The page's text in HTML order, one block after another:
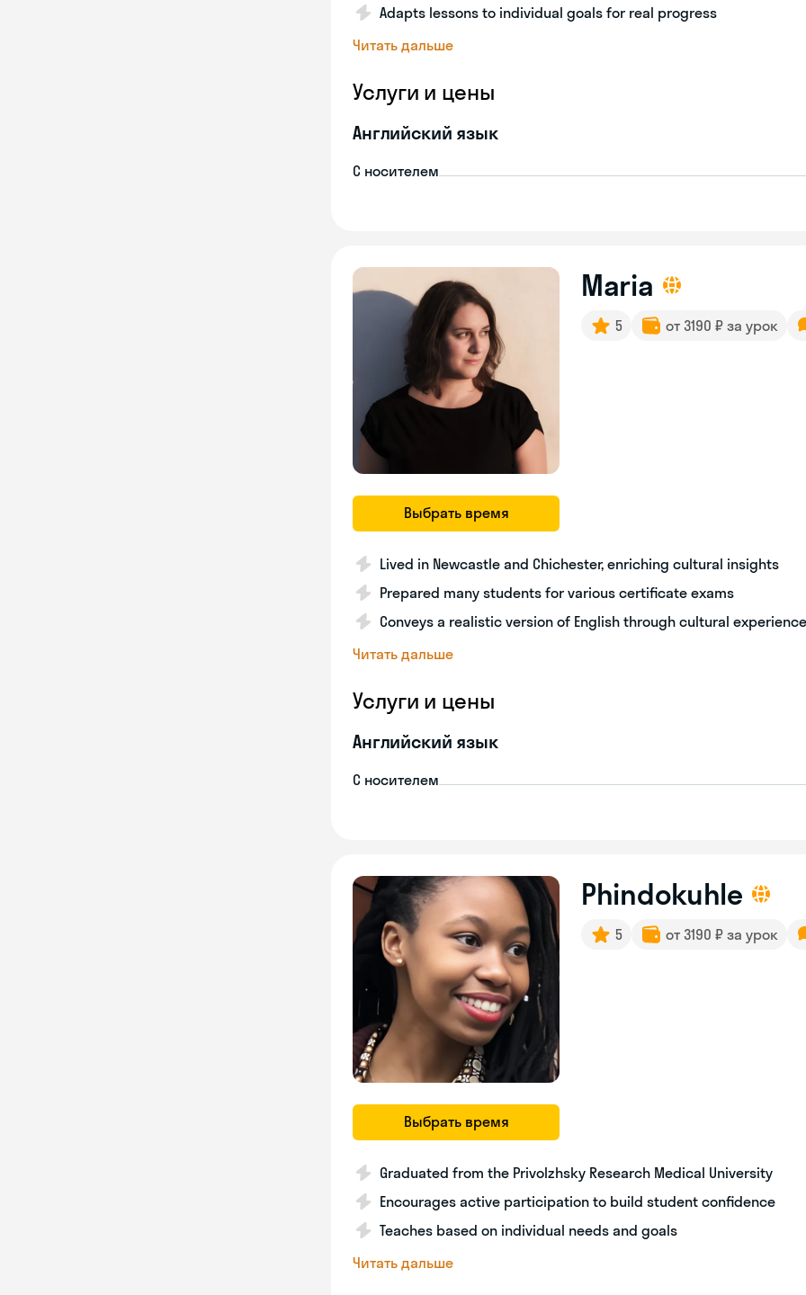
Adapts lessons to individual goals for real progress
Читать дальше
Услуги и цены
Английский язык
С носителем
Выбрать время
Maria
5 от 3190 ₽ за урок
Lived in Newcastle and Chichester, enriching cultural insights
Prepared many students for various certificate exams
Conveys a realistic version of English through cultural
Читать дальше
Услуги и цены
Английский язык
С носителем
Выбрать время
Phindokuhle
5 от 3190 ₽ за урок
Graduated from the Privolzhsky Research Medical University
Encourages active participation to build student confidence
Teaches based on individual needs and goals
Читать дальше